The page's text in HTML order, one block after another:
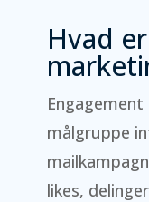
Hvad
målgruppe
likes,